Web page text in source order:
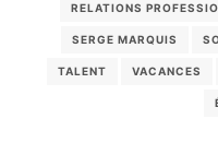
RELATIONS
SERGE MARQUIS
TALENT VACANCES